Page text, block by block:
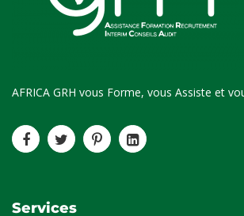
AFRICA GRH vous Forme, vous Assiste et
Services